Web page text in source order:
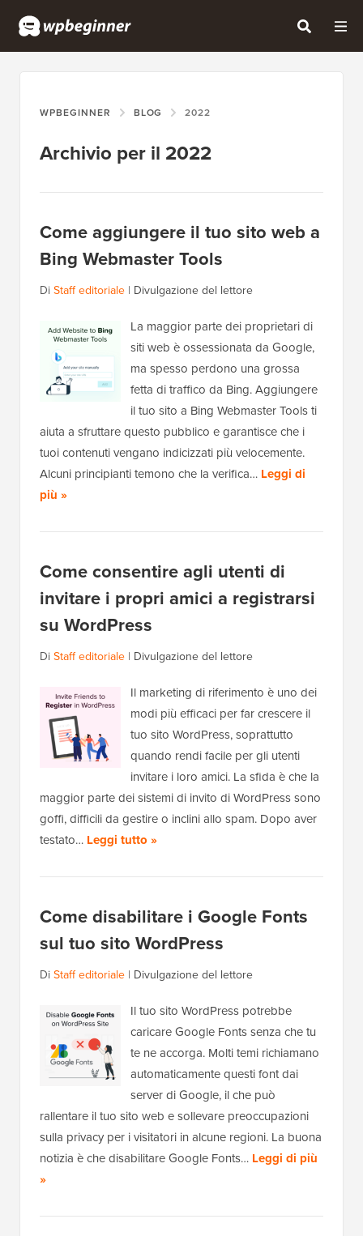
WPBEGINNER BLOG 2022
Archivio per il 2022
Come aggiungere il tuo sito web a
Bing Webmaster Tools
DiStaff editoriale | Divulgazione del lettore
La maggior parte dei proprietari di
siti web è ossessionata da Google,
ma spesso perdono una grossa
fetta di traffico da Bing. Aggiungere
il tuo sito a Bing Webmaster Tools ti
aiuta a sfruttare questo pubblico e garantisce che i
tuoi contenuti vengano indicizzati più velocemente.
Alcuni principianti temono che la verifica… Leggi di
più »
Come consentire agli utenti di
invitare i propri amici a registrarsi
su WordPress
DiStaff editoriale | Divulgazione del lettore
Il marketing di riferimento è uno dei
modi più efficaci per far crescere il
tuo sito WordPress, soprattutto
quando rendi facile per gli utenti
invitare i loro amici. La sfida è che la
maggior parte dei sistemi di invito di WordPress sono
goffi, difficili da gestire o inclini allo spam. Dopo aver
testato… Leggi tutto »
Come disabilitare i Google Fonts
sul tuo sito WordPress
DiStaff editoriale | Divulgazione del lettore
Il tuo sito WordPress potrebbe
caricare Google Fonts senza che tu
te ne accorga. Molti temi richiamano
automaticamente questi font dai
server di Google, il che può
rallentare il tuo sito web e sollevare preoccupazioni
sulla privacy per i visitatori in alcune regioni. La buona
notizia è che disabilitare Google Fonts… Leggi di più
»